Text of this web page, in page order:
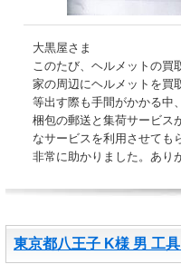
大黒屋さま
このたび、ヘルメットの買
家の周辺にヘルメットを買
等出す際も手間がかかる中
梱包の郵送と集荷サービス
なサービスを利用させても
非常に助かりました。あり
東京都八王子 K様 男 工